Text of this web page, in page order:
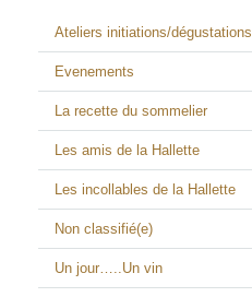
Ateliers initiations/dégustations
Evenements
La recette du sommelier
Les amis de la Hallette
Les incollables de la Hallette
Non classifié(e)
Un jour…..Un vin